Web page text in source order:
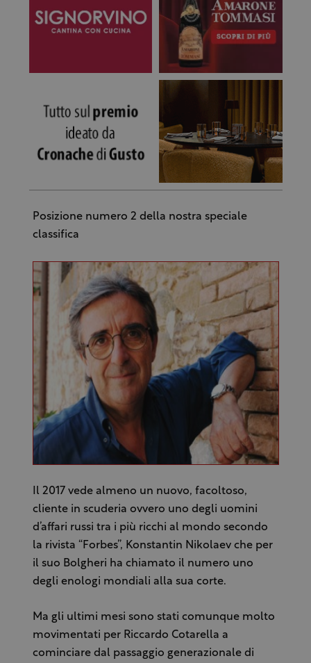
Posizione numero 2 della nostra speciale
classifica
Il 2017 vede almeno un nuovo, facoltoso,
cliente in scuderia ovvero uno degli uomini
d’affari russi tra i più ricchi al mondo secondo
la rivista “Forbes”, Konstantin Nikolaev che per
il suo Bolgheri ha chiamato il numero uno
degli enologi mondiali alla sua corte.
Ma gli ultimi mesi sono stati comunque molto
movimentati per Riccardo Cotarella a
cominciare dal passaggio generazionale di